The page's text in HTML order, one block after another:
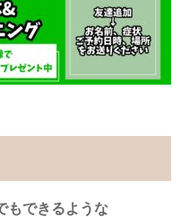
もできるような